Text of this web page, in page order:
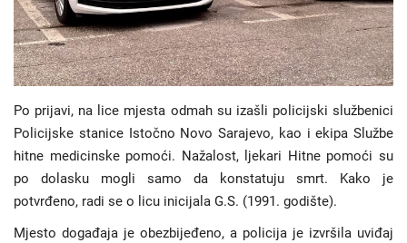
Latinica Ћирилица
Po prijavi, na lice mjesta odmah su izašli policijski službenici
Policijske stanice Istočno Novo Sarajevo, kao i ekipa Službe
hitne medicinske pomoći. Nažalost, ljekari Hitne pomoći su
po dolasku mogli samo da konstatuju smrt. Kako je
potvrđeno, radi se o licu inicijala G.S. (1991. godište).
Mjesto događaja je obezbijeđeno, a policija je izvršila uviđaj